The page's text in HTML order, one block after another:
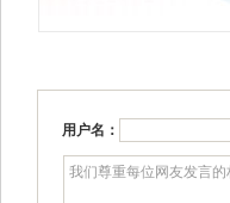
用户名：